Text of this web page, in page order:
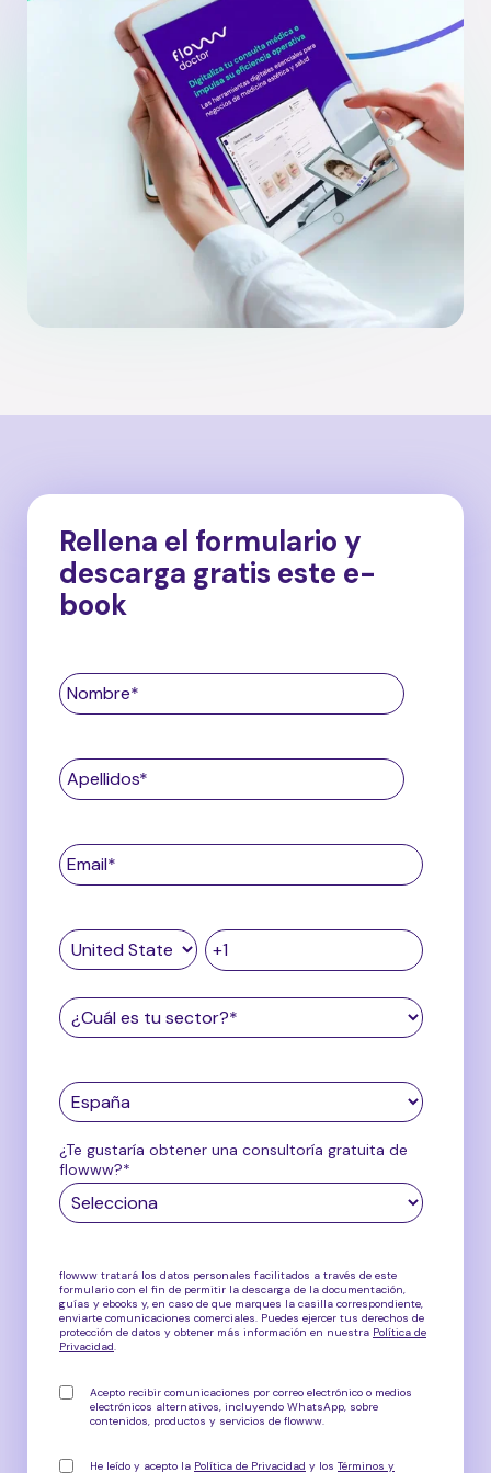
Rellena el formulario y
descarga gratis este e-
book
¿Te gustaría obtener una consultoría gratuita de
flowww?*
flowww tratará los datos personales facilitados a través de este
formulario con el fin de permitir la descarga de la documentación,
guías y ebooks y, en caso de que marques la casilla correspondiente,
enviarte comunicaciones comerciales. Puedes ejercer tus derechos de
protección de datos y obtener más información en nuestra Política de
Privacidad.
Acepto recibir comunicaciones por correo electrónico o medios
electrónicos alternativos, incluyendo WhatsApp, sobre
contenidos, productos y servicios de flowww.
He leído y acepto la Política de Privacidad y los Términos y